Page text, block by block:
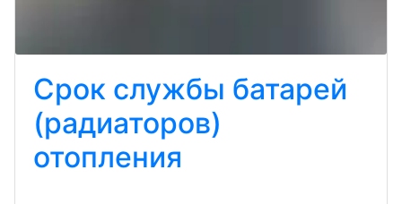
Срок службы батарей
(радиаторов)
отопления